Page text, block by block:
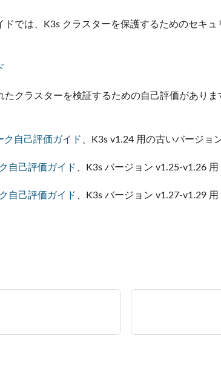
ドでは、K3s クラスターを保護するためのセキ
たクラスターを検証するための自己評価があり
ク自己評価ガイド 、K3s v1.24 用の古いバージョ
自己評価ガイド 、K3s バージョン v1.25-v1.26 用
自己評価ガイド 、K3s バージョン v1.27-v1.29 用